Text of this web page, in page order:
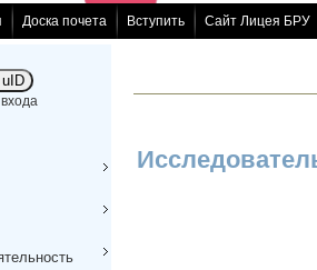
Доска почета Вступить Сайт Лицея БРУ
uID